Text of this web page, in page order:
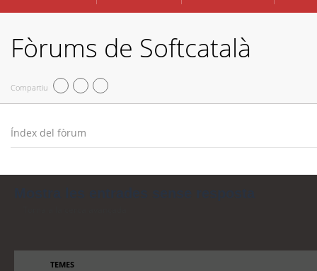
Fòrums de Softcatalà
Compartiu
Índex del fòrum
TEMES